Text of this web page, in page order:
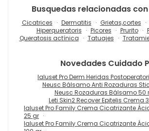
Busquedas relacionadas
Cicatrices Dermatitis Grietas,cortes
Hiperqueratoris
Picores Prurito
Queratosis actínica
Tatuajes
Novedades Cuidado
Ialuset Pro Derm Heridas
Neusc Bálsamo Anti Rozaduras
Neusc Rozaduras Bálsamo 50
Leti Skin2 Recover Epitelis Crema
Ialuset Pro Family Crema Cicatrizante
25 gr
Ialuset Pro Family Crema Cicatrizante